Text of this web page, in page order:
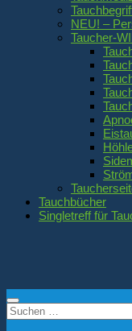
NEU! –
Taucher-
Tauchbücher
Singletreff für
Suchen
nach: